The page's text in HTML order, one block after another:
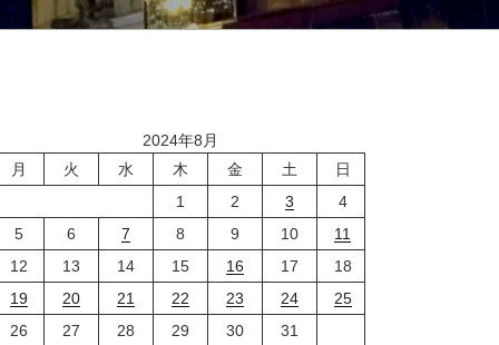
2024年8月
月
火 水 木 金 土
日
1
2 3
4
5
6 7 8 9 10
11
12
13 14 15 16 17
18
19
20 21 22 23 24
25
26
27 28 29 30 31